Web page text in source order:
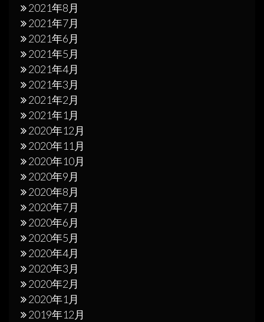
2021年8月
2021年7月
2021年6月
2021年5月
2021年4月
2021年3月
2021年2月
2021年1月
2020年12月
2020年11月
2020年10月
2020年9月
2020年8月
2020年7月
2020年6月
2020年5月
2020年4月
2020年3月
2020年2月
2020年1月
2019年12月